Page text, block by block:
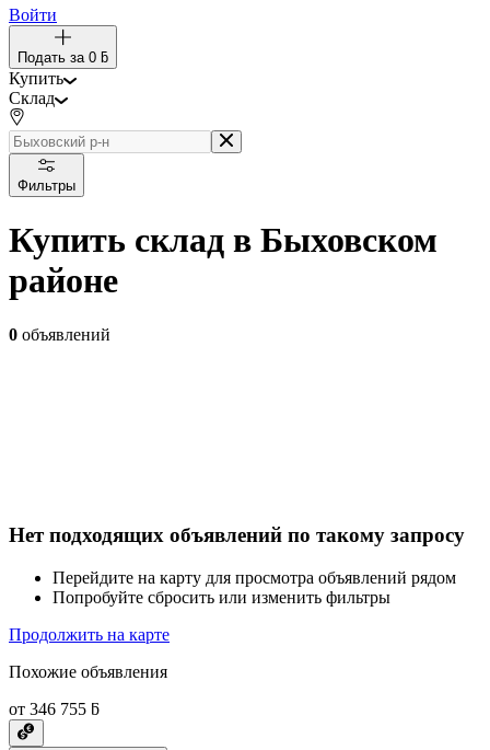
Войти
Подать за 0 ƃ
Купить
Склад
Фильтры
Купить склад в Быховском
районе
0 объявлений
Нет подходящих объявлений по такому запросу
Перейдите на карту для просмотра объявлений рядом
Попробуйте сбросить или изменить фильтры
Продолжить на карте
Похожие объявления
от 346 755 ƃ